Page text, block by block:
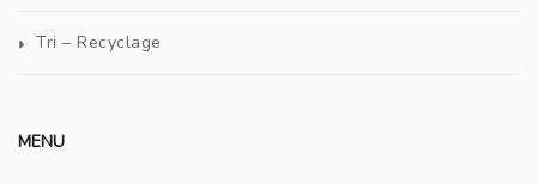
Tri – Recyclage
MENU